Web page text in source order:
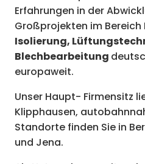
Erfahrungen in der
Großprojekten im Bereich
Isolierung,
Blechbearbeitung
europaweit.
Unser Haupt- Firmensitz
Klipphausen,
Standorte finden Sie in
und Jena.